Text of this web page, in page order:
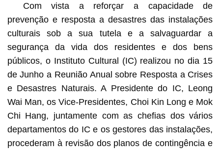
Com vista a reforçar a capacidade de
prevenção e resposta a desastres das instalações
culturais sob a sua tutela e a salvaguardar a
segurança da vida dos residentes e dos bens
públicos, o Instituto Cultural (IC) realizou no dia 15
de Junho a Reunião Anual sobre Resposta a Crises
e Desastres Naturais. A Presidente do IC, Leong
Wai Man, os Vice-Presidentes, Choi Kin Long e Mok
Chi Hang, juntamente com as chefias dos vários
departamentos do IC e os gestores das instalações,
procederam à revisão dos planos de contingência e